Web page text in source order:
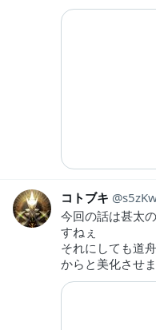
コトブキ
今回の話は甚太
すねぇ
それにしても道
からと美化させ